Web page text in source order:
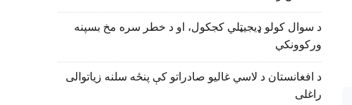
د سوال کولو ډیجیټلي کجکول، او د خطر سره مخ بسپنه
ورکوونکي
د افغانستان د لاسي غالیو صادراتو کې پنځه سلنه زیاتوالی
راغلی